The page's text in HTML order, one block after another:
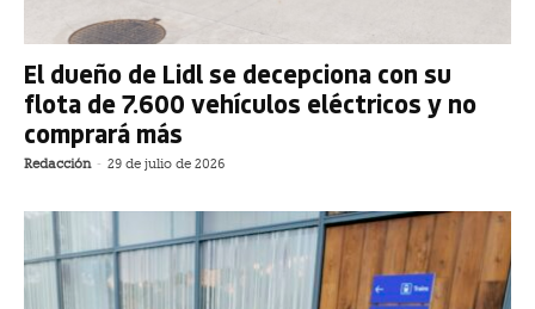
El dueño de Lidl se decepciona con su
flota de 7.600 vehículos eléctricos y no
comprará más
Redacción - 29 de julio de 2026